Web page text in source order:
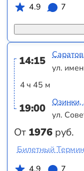
4.9
7
14:15
4 ч 45 м
19:00
От 1976 руб.
ул.
Озинки,
ул.
Билетный